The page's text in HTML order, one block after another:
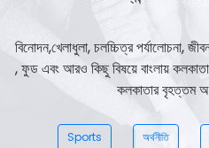
বিনোদন,খেলাধুলা, চলচ্চিত্র পর্যালোচনা,
, ফুড এবং আরও কিছু বিষয়ে বাংলায়
কলকাতার বৃহত্তম
Sports অর্থনীতি